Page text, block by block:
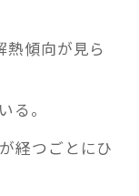
傾向が見ら
る。
経つごとにひ